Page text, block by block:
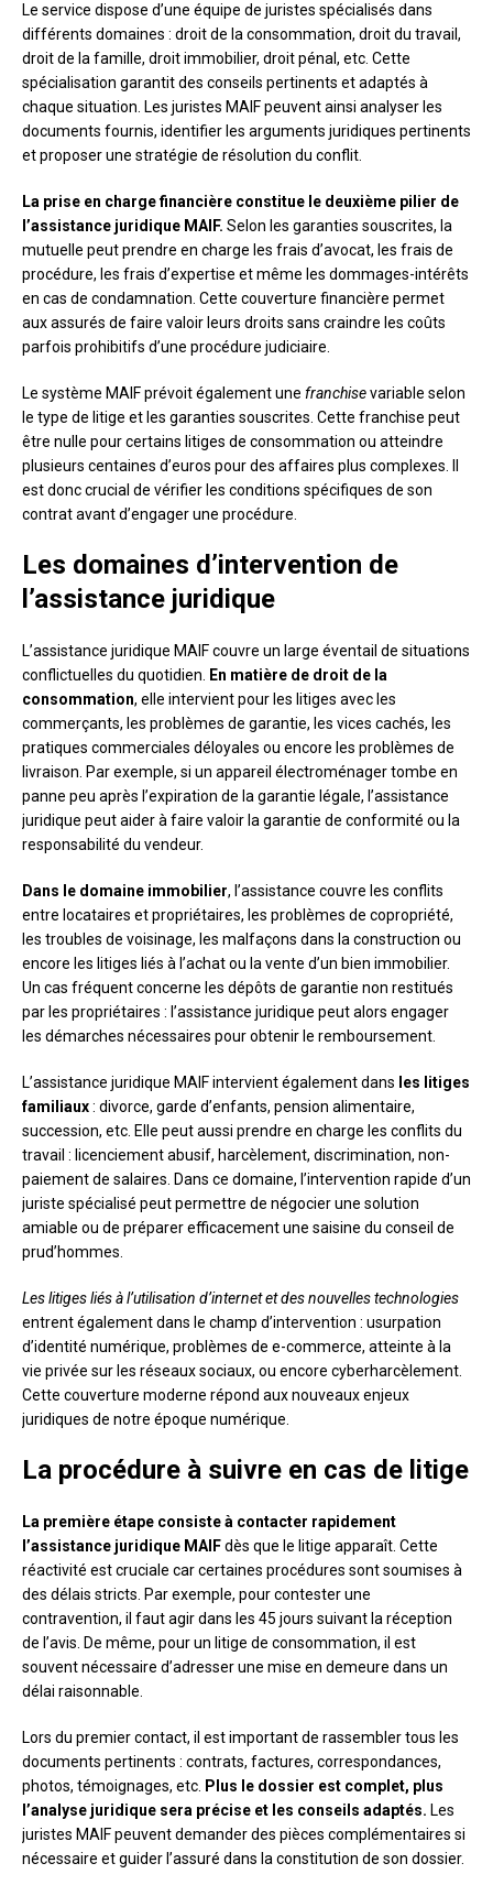
Le service dispose d’une équipe de juristes spécialisés dans
différents domaines : droit de la consommation, droit du travail,
droit de la famille, droit immobilier, droit pénal, etc. Cette
spécialisation garantit des conseils pertinents et adaptés à
chaque situation. Les juristes MAIF peuvent ainsi analyser les
documents fournis, identifier les arguments juridiques pertinents
et proposer une stratégie de résolution du conflit.
La prise en charge financière constitue le deuxième pilier de
l’assistance juridique MAIF. Selon les garanties souscrites, la
mutuelle peut prendre en charge les frais d’avocat, les frais de
procédure, les frais d’expertise et même les dommages-intérêts
en cas de condamnation. Cette couverture financière permet
aux assurés de faire valoir leurs droits sans craindre les coûts
parfois prohibitifs d’une procédure judiciaire.
Le système MAIF prévoit également une franchisevariable selon
le type de litige et les garanties souscrites. Cette franchise peut
être nulle pour certains litiges de consommation ou atteindre
plusieurs centaines d’euros pour des affaires plus complexes. Il
est donc crucial de vérifier les conditions spécifiques de son
contrat avant d’engager une procédure.
Les domaines d’intervention de
l’assistance juridique
L’assistance juridique MAIF couvre un large éventail de situations
conflictuelles du quotidien. En matière de droit de la
consommation, elle intervient pour les litiges avec les
commerçants, les problèmes de garantie, les vices cachés, les
pratiques commerciales déloyales ou encore les problèmes de
livraison. Par exemple, si un appareil électroménager tombe en
panne peu après l’expiration de la garantie légale, l’assistance
juridique peut aider à faire valoir la garantie de conformité ou la
responsabilité du vendeur.
Dans le domaine immobilier, l’assistance couvre les conflits
entre locataires et propriétaires, les problèmes de copropriété,
les troubles de voisinage, les malfaçons dans la construction ou
encore les litiges liés à l’achat ou la vente d’un bien immobilier.
Un cas fréquent concerne les dépôts de garantie non restitués
par les propriétaires : l’assistance juridique peut alors engager
les démarches nécessaires pour obtenir le remboursement.
L’assistance juridique MAIF intervient également dans les litiges
familiaux: divorce, garde d’enfants, pension alimentaire,
succession, etc. Elle peut aussi prendre en charge les conflits du
travail : licenciement abusif, harcèlement, discrimination, non-
paiement de salaires. Dans ce domaine, l’intervention rapide d’un
juriste spécialisé peut permettre de négocier une solution
amiable ou de préparer efficacement une saisine du conseil de
prud’hommes.
Les litiges liés à l’utilisation d’internet et des nouvelles technologies
entrent également dans le champ d’intervention : usurpation
d’identité numérique, problèmes de e-commerce, atteinte à la
vie privée sur les réseaux sociaux, ou encore cyberharcèlement.
Cette couverture moderne répond aux nouveaux enjeux
juridiques de notre époque numérique.
La procédure à suivre en cas de litige
La première étape consiste à contacter rapidement
l’assistance juridique MAIFdès que le litige apparaît. Cette
réactivité est cruciale car certaines procédures sont soumises à
des délais stricts. Par exemple, pour contester une
contravention, il faut agir dans les 45 jours suivant la réception
de l’avis. De même, pour un litige de consommation, il est
souvent nécessaire d’adresser une mise en demeure dans un
délai raisonnable.
Lors du premier contact, il est important de rassembler tous les
documents pertinents : contrats, factures, correspondances,
photos, témoignages, etc. Plus le dossier est complet, plus
l’analyse juridique sera précise et les conseils adaptés. Les
juristes MAIF peuvent demander des pièces complémentaires si
nécessaire et guider l’assuré dans la constitution de son dossier.